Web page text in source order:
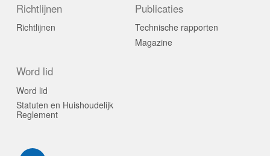
Richtlijnen
Richtlijnen
Publicaties
Technische rapporten
Magazine
Word lid
Word lid
Statuten en Huishoudelijk
Reglement